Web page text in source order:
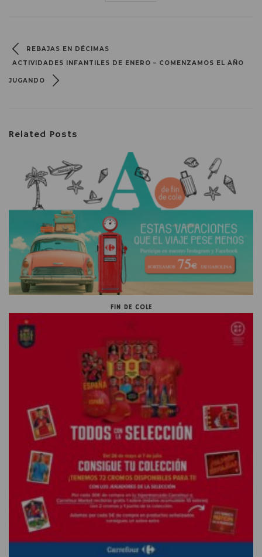
REBAJAS EN DÉCIMAS
ACTIVIDADES INFANTILES DE ENERO – COMENZAMOS EL AÑO
JUGANDO
Related Posts
FIN DE COLE